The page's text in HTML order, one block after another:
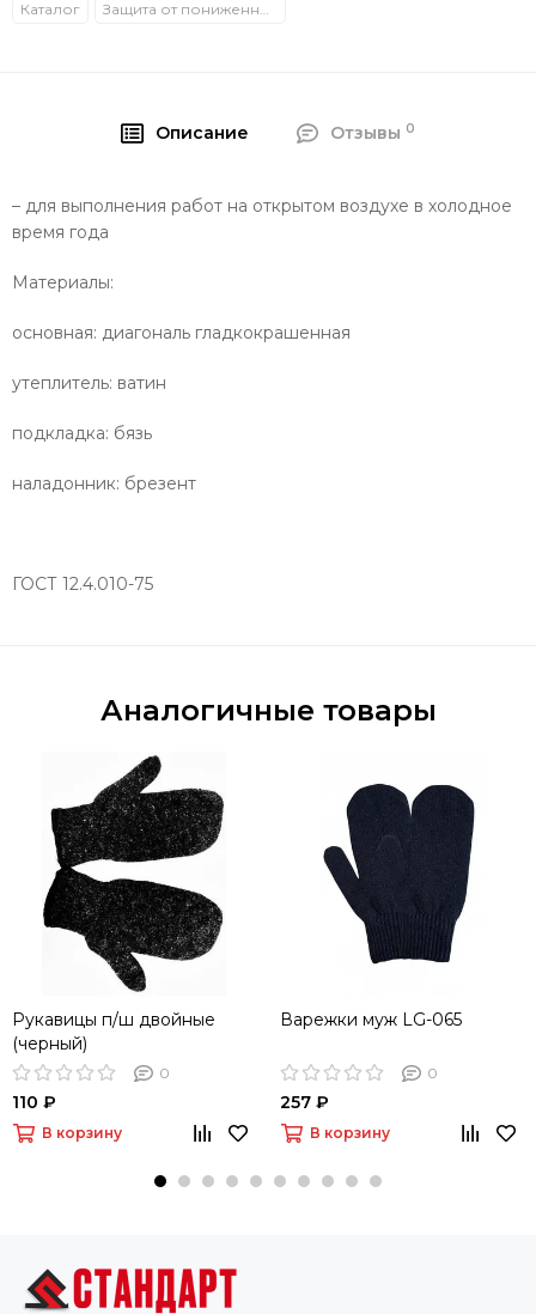
Каталог Защита от пониженных температур
Описание Отзывы 0
– для выполнения работ на открытом воздухе в холодное
время года
Материалы:
основная: диагональ гладкокрашенная
утеплитель: ватин
подкладка: бязь
наладонник: брезент
ГОСТ 12.4.010-75
Аналогичные товары
Рукавицы п/ш двойные
(черный)
0
110 ₽
В корзину
Варежки муж LG-065
0
257 ₽
В корзину